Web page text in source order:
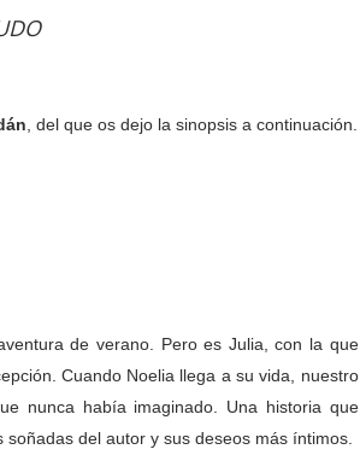
, del que os dejo la sinopsis a continuación.
de verano. Pero es Julia, con la que
Cuando Noelia llega a su vida, nuestro
nunca había imaginado. Una historia que
del autor y sus deseos más íntimos.